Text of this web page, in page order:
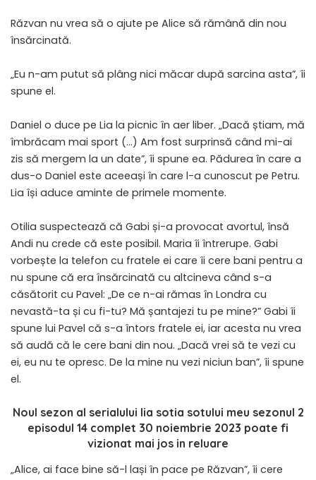
Răzvan nu vrea să o ajute pe Alice să rămână din nou
însărcinată.
„Eu n-am putut să plâng nici măcar după sarcina asta”, îi
spune el.
Daniel o duce pe Lia la picnic în aer liber. „Dacă știam, mă
îmbrăcam mai sport (…) Am fost surprinsă când mi-ai
zis să mergem la un date”, îi spune ea. Pădurea în care a
dus-o Daniel este aceeași în care l-a cunoscut pe Petru.
Lia își aduce aminte de primele momente.
Otilia suspectează că Gabi și-a provocat avortul, însă
Andi nu crede că este posibil. Maria îi întrerupe. Gabi
vorbește la telefon cu fratele ei care îi cere bani pentru a
nu spune că era însărcinată cu altcineva când s-a
căsătorit cu Pavel: „De ce n-ai rămas în Londra cu
nevastă-ta și cu fi-tu? Mă șantajezi tu pe mine?” Gabi îi
spune lui Pavel că s-a întors fratele ei, iar acesta nu vrea
să audă că le cere bani din nou. „Dacă vrei să te vezi cu
ei, eu nu te opresc. De la mine nu vezi niciun ban”, îi spune
el.
Noul sezon al serialului lia sotia sotului meu sezonul 2
episodul 14 complet 30 noiembrie 2023 poate fi
vizionat mai jos in reluare
„Alice, ai face bine să-l lași în pace pe Răzvan”, îi cere